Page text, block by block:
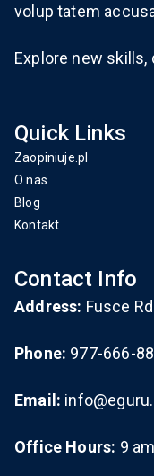
volup tatem
Explore new
Quick Links
Zaopiniuje.pl
O nas
Blog
Kontakt
Contact Info
Address: Fusce
Phone: 977-666-
Email:
Office Hours: 9